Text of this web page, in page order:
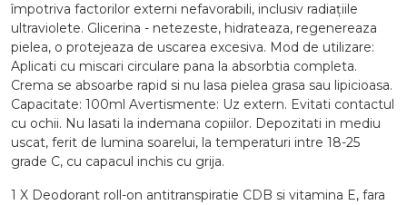
împotriva factorilor externi nefavorabili, inclusiv radiațiile
ultraviolete. Glicerina - netezeste, hidrateaza, regenereaza
pielea, o protejeaza de uscarea excesiva. Mod de utilizare:
Aplicati cu miscari circulare pana la absorbtia completa.
Crema se absoarbe rapid si nu lasa pielea grasa sau lipicioasa.
Capacitate: 100ml Avertismente: Uz extern. Evitati contactul
cu ochii. Nu lasati la indemana copiilor. Depozitati in mediu
uscat, ferit de lumina soarelui, la temperaturi intre 18-25
grade C, cu capacul inchis cu grija.
1 X Deodorant roll-on antitranspiratie CDB si vitamina E, fara